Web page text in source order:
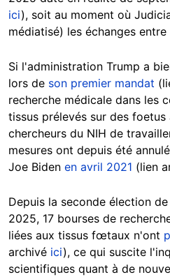
ici), soit au moment où
médiatisé) les échanges entre
Si l'administration Trump a
lors de son premier mandat
recherche médicale dans les
tissus prélevés sur des
chercheurs du NIH de
mesures ont depuis été
Joe Biden en avril 2021 (lien
Depuis la seconde élection
2025, 17 bourses de
liées aux tissus fœtaux n'ont
archivé ici), ce qui suscite
scientifiques quant à de